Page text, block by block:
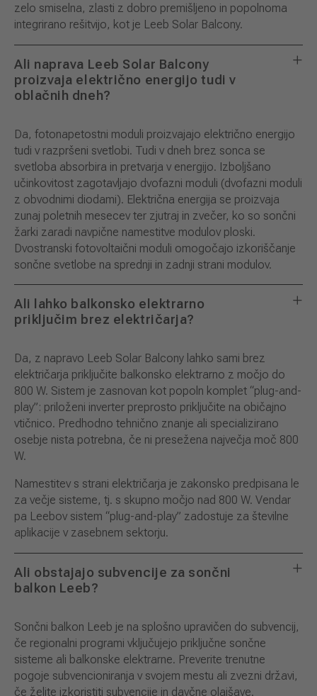
zelo smiselna, zlasti z dobro premišljeno in popolnoma
integrirano rešitvijo, kot je Leeb Solar Balcony.
Ali naprava Leeb Solar Balcony
proizvaja električno energijo tudi v
oblačnih dneh?
Da, fotonapetostni moduli proizvajajo električno energijo
tudi v razpršeni svetlobi. Tudi v dneh brez sonca se
svetloba absorbira in pretvarja v energijo. Izboljšano
učinkovitost zagotavljajo dvofazni moduli (dvofazni moduli
z obvodnimi diodami). Električna energija se proizvaja
zunaj poletnih mesecev ter zjutraj in zvečer, ko so sončni
žarki zaradi navpične namestitve modulov ploski.
Dvostranski fotovoltaični moduli omogočajo izkoriščanje
sončne svetlobe na sprednji in zadnji strani modulov.
Ali lahko balkonsko elektrarno
priključim brez električarja?
Da, z napravo Leeb Solar Balcony lahko sami brez
električarja priključite balkonsko elektrarno z močjo do
800 W. Sistem je zasnovan kot popoln komplet “plug-and-
play”: priloženi inverter preprosto priključite na običajno
vtičnico. Predhodno tehnično znanje ali specializirano
osebje nista potrebna, če ni presežena največja moč 800
W.
Namestitev s strani električarja je zakonsko predpisana le
za večje sisteme, tj. s skupno močjo nad 800 W. Vendar
pa Leebov sistem “plug-and-play” zadostuje za številne
aplikacije v zasebnem sektorju.
Ali obstajajo subvencije za sončni
balkon Leeb?
Sončni balkon Leeb je na splošno upravičen do subvencij,
če regionalni programi vključujejo priključne sončne
sisteme ali balkonske elektrarne. Preverite trenutne
pogoje subvencioniranja v svojem mestu ali zvezni državi,
če želite izkoristiti subvencije in davčne olajšave.